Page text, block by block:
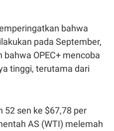
bahwa
pada September,
OPEC+ mencoba
tinggi, terutama dari
52 sen ke $67,78 per
AS (WTI) melemah